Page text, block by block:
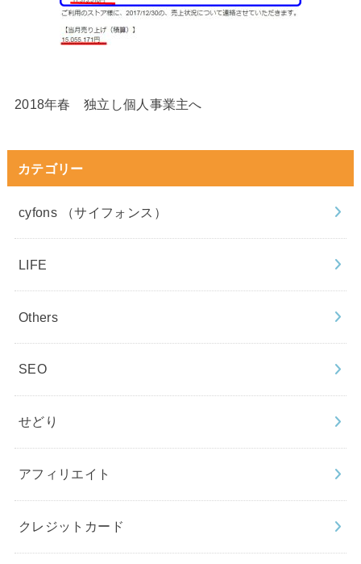
2018年春 独立し個人事業主へ
カテゴリー
cyfons （サイフォンス）
LIFE
Others
SEO
せどり
アフィリエイト
クレジットカード